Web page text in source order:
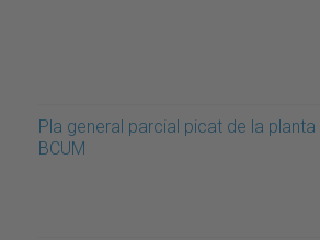
Pla general parcial picat de la
BCUM